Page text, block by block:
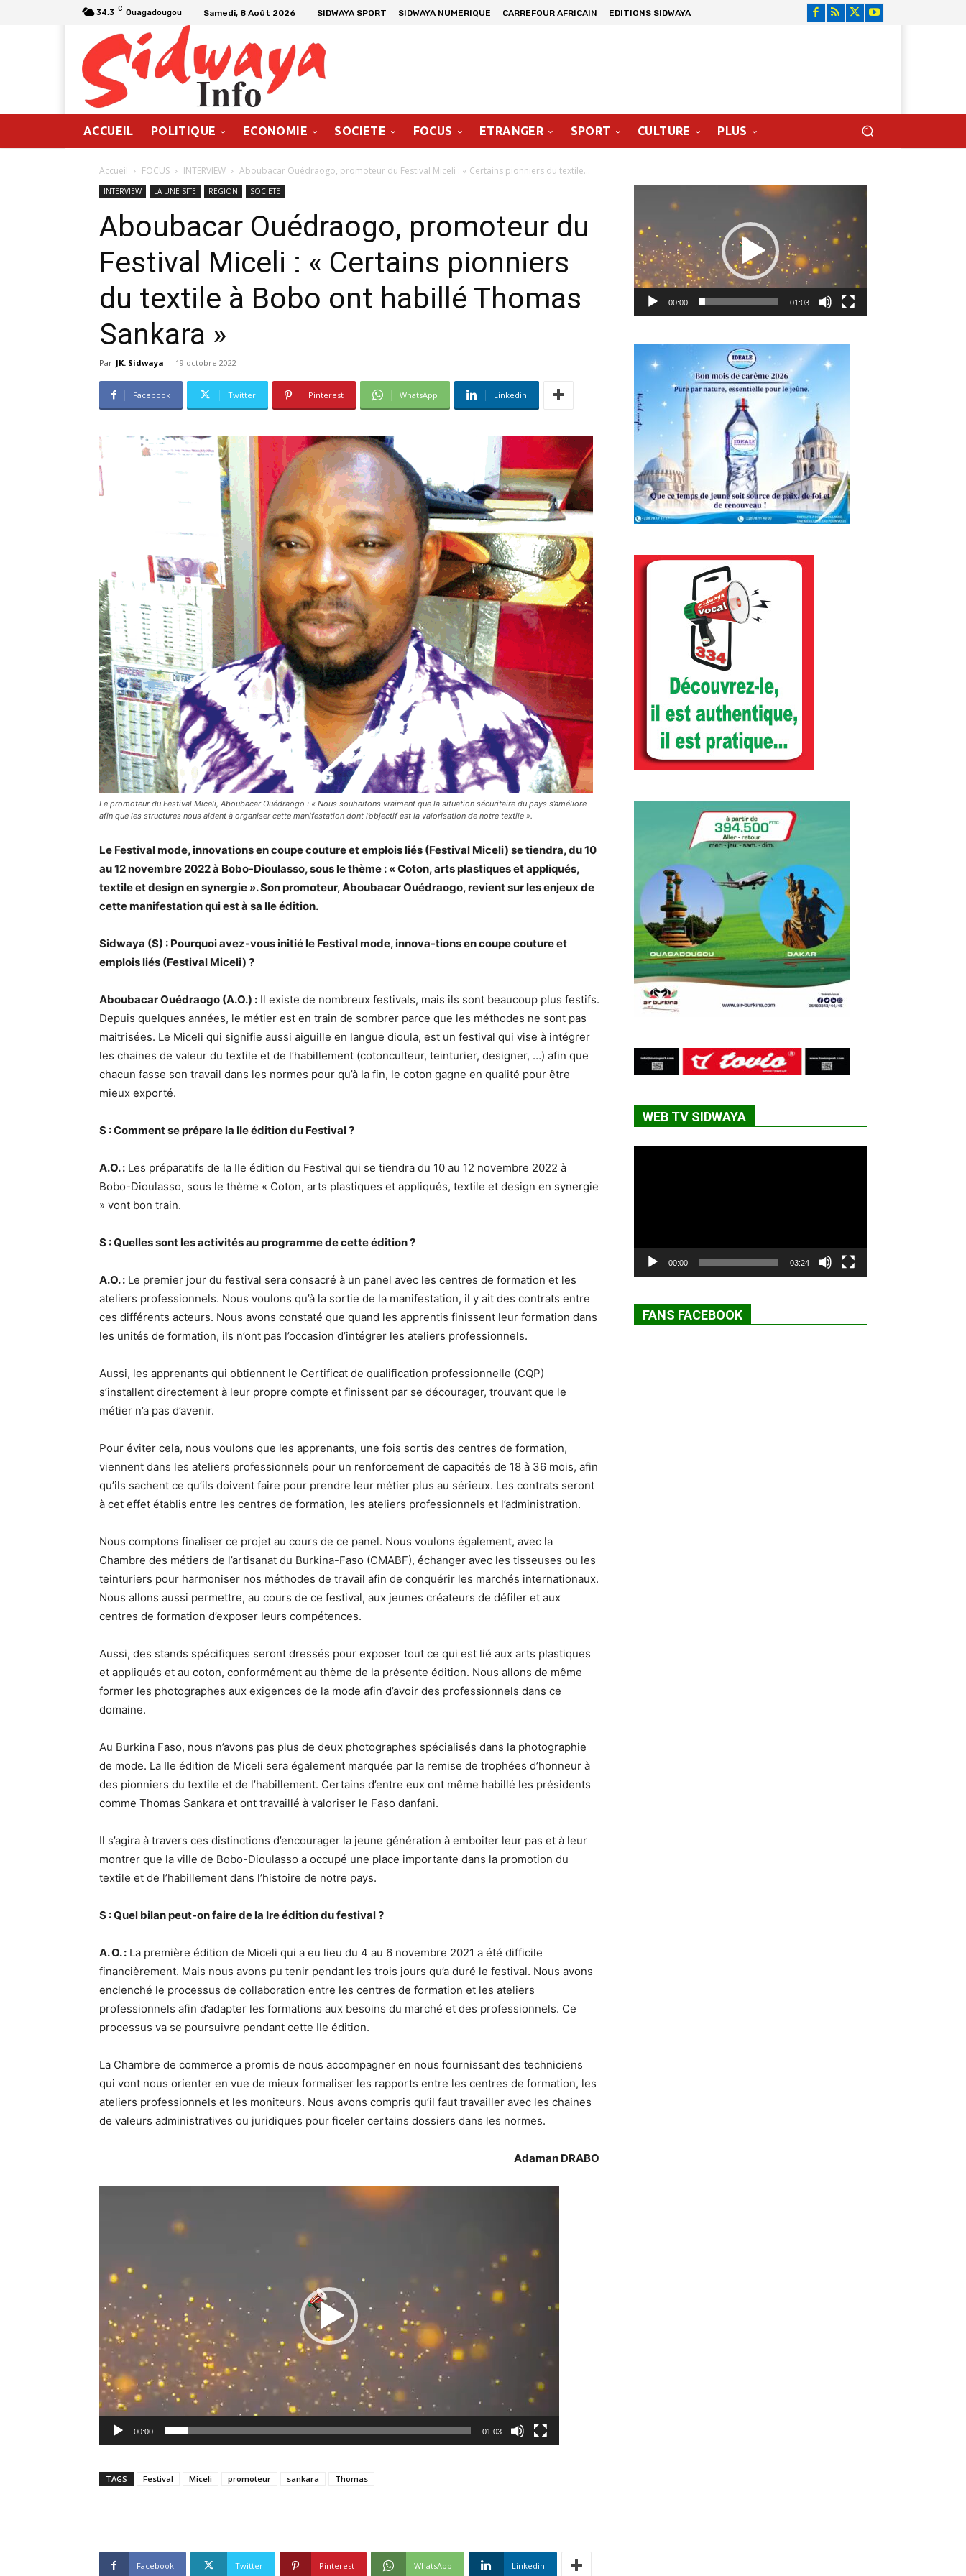
34.3 C Ouagadougou Samedi, 8 Août 2026 SIDWAYA SPORT SIDWAYA NUMERIQUE CARREFOUR AFRICAIN EDITIONS SIDWAYA
ACCUEIL POLITIQUE ECONOMIE SOCIETE FOCUS ETRANGER SPORT CULTURE PLUS
Accueil FOCUS INTERVIEW Aboubacar Ouédraogo, promoteur du Festival Miceli : « Certains pionniers du textile...
INTERVIEW LA UNE SITE REGION SOCIETE
Aboubacar Ouédraogo, promoteur du
Festival Miceli : « Certains pionniers
du textile à Bobo ont habillé Thomas
Sankara »
Par JK. Sidwaya - 19 octobre 2022
Facebook Twitter Pinterest WhatsApp Linkedin
Le promoteur du Festival Miceli, Aboubacar Ouédraogo : « Nous souhaitons vraiment que la situation sécuritaire du pays s’améliore
afin que les structures nous aident à organiser cette manifestation dont l’objectif est la valorisation de notre textile ».
Le Festival mode, innovations en coupe couture et emplois liés (Festival Miceli) se tiendra, du 10
au 12 novembre 2022 à Bobo-Dioulasso, sous le thème : « Coton, arts plastiques et appliqués,
textile et design en synergie ». Son promoteur, Aboubacar Ouédraogo, revient sur les enjeux de
cette manifestation qui est à sa IIe édition.
Sidwaya (S) : Pourquoi avez-vous initié le Festival mode, innova-tions en coupe couture et
emplois liés (Festival Miceli) ?
Aboubacar Ouédraogo (A.O.) : Il existe de nombreux festivals, mais ils sont beaucoup plus festifs.
Depuis quelques années, le métier est en train de sombrer parce que les méthodes ne sont pas
maitrisées. Le Miceli qui signifie aussi aiguille en langue dioula, est un festival qui vise à intégrer
les chaines de valeur du textile et de l’habillement (cotonculteur, teinturier, designer, …) afin que
chacun fasse son travail dans les normes pour qu’à la fin, le coton gagne en qualité pour être
mieux exporté.
S : Comment se prépare la IIe édition du Festival ?
A.O. : Les préparatifs de la IIe édition du Festival qui se tiendra du 10 au 12 novembre 2022 à
Bobo-Dioulasso, sous le thème « Coton, arts plastiques et appliqués, textile et design en synergie
» vont bon train.
S : Quelles sont les activités au programme de cette édition ?
A.O. : Le premier jour du festival sera consacré à un panel avec les centres de formation et les
ateliers professionnels. Nous voulons qu’à la sortie de la manifestation, il y ait des contrats entre
ces différents acteurs. Nous avons constaté que quand les apprentis finissent leur formation dans
les unités de formation, ils n’ont pas l’occasion d’intégrer les ateliers professionnels.
Aussi, les apprenants qui obtiennent le Certificat de qualification professionnelle (CQP)
s’installent directement à leur propre compte et finissent par se décourager, trouvant que le
métier n’a pas d’avenir.
Pour éviter cela, nous voulons que les apprenants, une fois sortis des centres de formation,
viennent dans les ateliers professionnels pour un renforcement de capacités de 18 à 36 mois, afin
qu’ils sachent ce qu’ils doivent faire pour prendre leur métier plus au sérieux. Les contrats seront
à cet effet établis entre les centres de formation, les ateliers professionnels et l’administration.
Nous comptons finaliser ce projet au cours de ce panel. Nous voulons également, avec la
Chambre des métiers de l’artisanat du Burkina-Faso (CMABF), échanger avec les tisseuses ou les
teinturiers pour harmoniser nos méthodes de travail afin de conquérir les marchés internationaux.
Nous allons aussi permettre, au cours de ce festival, aux jeunes créateurs de défiler et aux
centres de formation d’exposer leurs compétences.
Aussi, des stands spécifiques seront dressés pour exposer tout ce qui est lié aux arts plastiques
et appliqués et au coton, conformément au thème de la présente édition. Nous allons de même
former les photographes aux exigences de la mode afin d’avoir des professionnels dans ce
domaine.
Au Burkina Faso, nous n’avons pas plus de deux photographes spécialisés dans la photographie
de mode. La IIe édition de Miceli sera également marquée par la remise de trophées d’honneur à
des pionniers du textile et de l’habillement. Certains d’entre eux ont même habillé les présidents
comme Thomas Sankara et ont travaillé à valoriser le Faso danfani.
Il s’agira à travers ces distinctions d’encourager la jeune génération à emboiter leur pas et à leur
montrer que la ville de Bobo-Dioulasso a occupé une place importante dans la promotion du
textile et de l’habillement dans l’histoire de notre pays.
S : Quel bilan peut-on faire de la Ire édition du festival ?
A. O. : La première édition de Miceli qui a eu lieu du 4 au 6 novembre 2021 a été difficile
financièrement. Mais nous avons pu tenir pendant les trois jours qu’a duré le festival. Nous avons
enclenché le processus de collaboration entre les centres de formation et les ateliers
professionnels afin d’adapter les formations aux besoins du marché et des professionnels. Ce
processus va se poursuivre pendant cette IIe édition.
La Chambre de commerce a promis de nous accompagner en nous fournissant des techniciens
qui vont nous orienter en vue de mieux formaliser les rapports entre les centres de formation, les
ateliers professionnels et les moniteurs. Nous avons compris qu’il faut travailler avec les chaines
de valeurs administratives ou juridiques pour ficeler certains dossiers dans les normes.
Adaman DRABO
Lecteur
00:00 01:03
TAGS Festival Miceli promoteur sankara Thomas
Facebook Twitter Pinterest WhatsApp Linkedin
00:00 01:03
WEB TV SIDWAYA
00:00 03:24
FANS FACEBOOK